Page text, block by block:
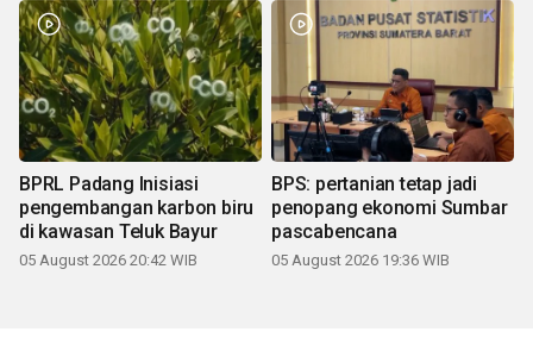
BPRL Padang Inisiasi
pengembangan karbon biru
di kawasan Teluk Bayur
05 August 2026 20:42 WIB
BPS: pertanian tetap jadi
penopang ekonomi Sumbar
pascabencana
05 August 2026 19:36 WIB